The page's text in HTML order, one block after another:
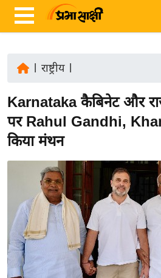
ज़ा
ख
ब
र
य
अं
त
र्रा
ष्ट्री
राष्ट्रीय|
Karnataka कैबिनेट और
पर Rahul Gandhi,
किया मंथन